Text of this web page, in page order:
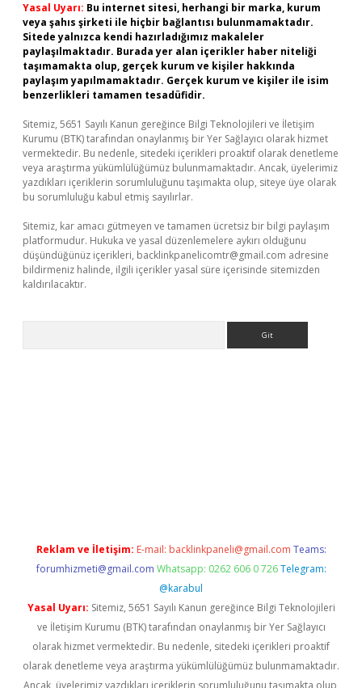
Yasal Uyarı: Bu internet sitesi, herhangi bir marka, kurum
veya şahıs şirketi ile hiçbir bağlantısı bulunmamaktadır.
Sitede yalnızca kendi hazırladığımız makaleler
paylaşılmaktadır. Burada yer alan içerikler haber niteliği
taşımamakta olup, gerçek kurum ve kişiler hakkında
paylaşım yapılmamaktadır. Gerçek kurum ve kişiler ile isim
benzerlikleri tamamen tesadüfidir.
Sitemiz, 5651 Sayılı Kanun gereğince Bilgi Teknolojileri ve İletişim
Kurumu (BTK) tarafından onaylanmış bir Yer Sağlayıcı olarak hizmet
vermektedir. Bu nedenle, sitedeki içerikleri proaktif olarak denetleme
veya araştırma yükümlülüğümüz bulunmamaktadır. Ancak, üyelerimiz
yazdıkları içeriklerin sorumluluğunu taşımakta olup, siteye üye olarak
bu sorumluluğu kabul etmiş sayılırlar.
Sitemiz, kar amacı gütmeyen ve tamamen ücretsiz bir bilgi paylaşım
platformudur. Hukuka ve yasal düzenlemelere aykırı olduğunu
düşündüğünüz içerikleri, backlinkpanelicomtr@gmail.com adresine
bildirmeniz halinde, ilgili içerikler yasal süre içerisinde sitemizden
kaldırılacaktır.
Reklam ve İletişim: E-mail: backlinkpaneli@gmail.com Teams:
forumhizmeti@gmail.com Whatsapp: 0262 606 0 726 Telegram:
@karabul
Yasal Uyarı: Sitemiz, 5651 Sayılı Kanun gereğince Bilgi Teknolojileri
ve İletişim Kurumu (BTK) tarafından onaylanmış bir Yer Sağlayıcı
olarak hizmet vermektedir. Bu nedenle, sitedeki içerikleri proaktif
olarak denetleme veya araştırma yükümlülüğümüz bulunmamaktadır.
Ancak, üyelerimiz yazdıkları içeriklerin sorumluluğunu taşımakta olup,